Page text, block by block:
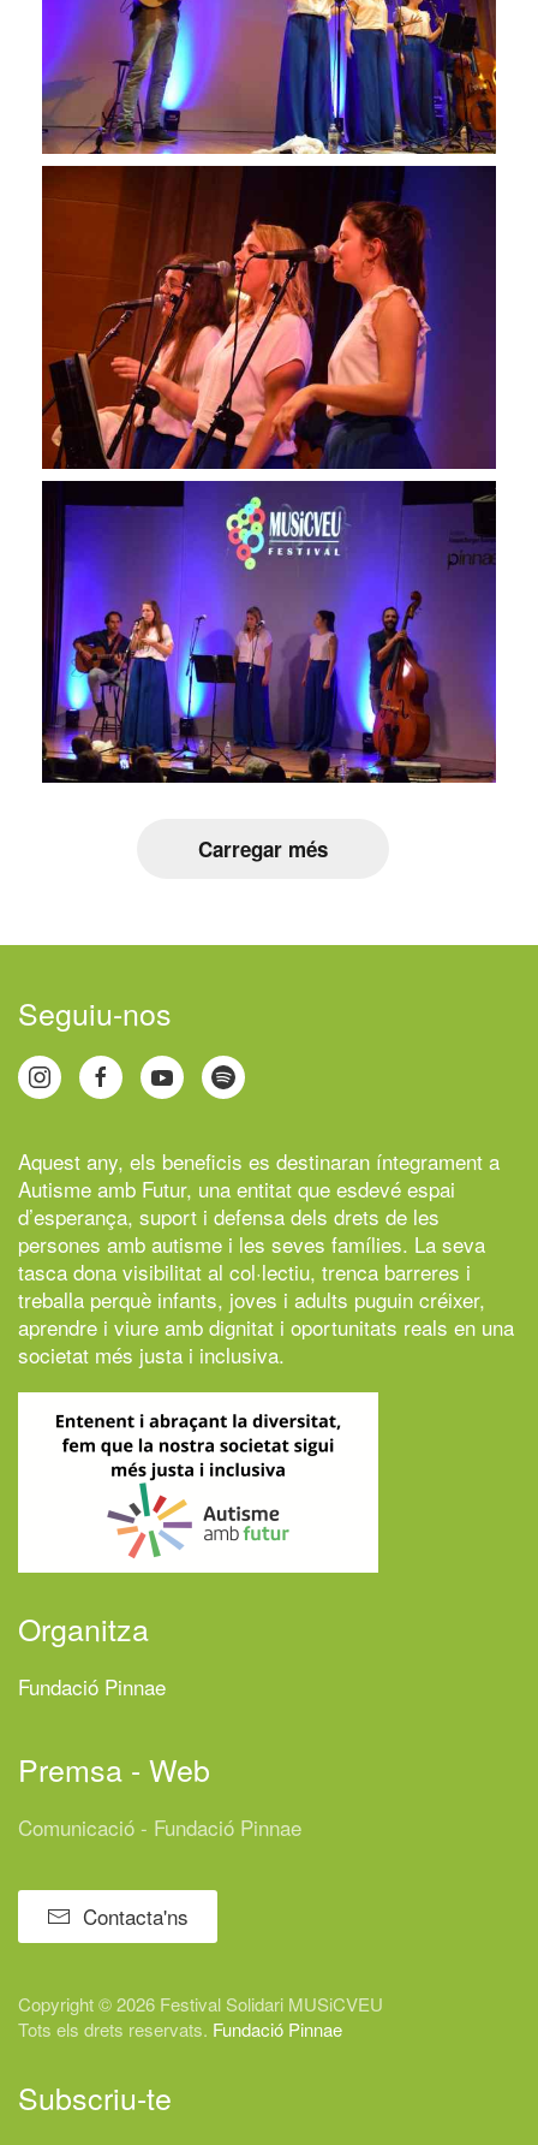
Carregar més
Seguiu-nos
Aquest any, els beneficis es destinaran íntegrament a
Autisme amb Futur, una entitat que esdevé espai
d’esperança, suport i defensa dels drets de les
persones amb autisme i les seves famílies. La seva
tasca dona visibilitat al col·lectiu, trenca barreres i
treballa perquè infants, joves i adults puguin créixer,
aprendre i viure amb dignitat i oportunitats reals en una
societat més justa i inclusiva.
Organitza
Fundació Pinnae
Premsa - Web
Comunicació - Fundació Pinnae
Contacta'ns
Copyright © 2026 Festival Solidari MUSiCVEU
Tots els drets reservats. Fundació Pinnae
Subscriu-te